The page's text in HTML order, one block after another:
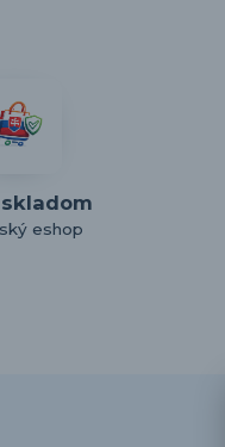
eshop